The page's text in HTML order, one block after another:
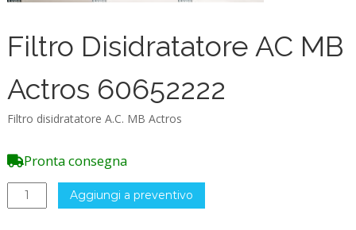
Filtro Disidratatore AC MB
Actros 60652222
Filtro disidratatore A.C. MB Actros
Pronta consegna
Filtro
Disidratatore
Aggiungi a preventivo